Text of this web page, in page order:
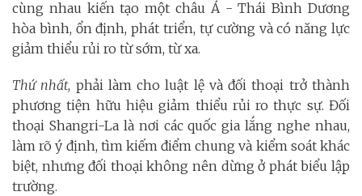
cùng nhau kiến tạo một châu Á - Thái Bình Dương
hòa bình, ổn định, phát triển, tự cường và có năng lực
giảm thiểu rủi ro từ sớm, từ xa.
Thứ nhất, phải làm cho luật lệ và đối thoại trở thành
phương tiện hữu hiệu giảm thiểu rủi ro thực sự. Đối
thoại Shangri-La là nơi các quốc gia lắng nghe nhau,
làm rõ ý định, tìm kiếm điểm chung và kiểm soát khác
biệt, nhưng đối thoại không nên dừng ở phát biểu lập
trường.